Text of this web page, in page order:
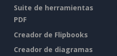
Suite de herramientas
PDF
Creador de Flipbooks
Creador de diagramas